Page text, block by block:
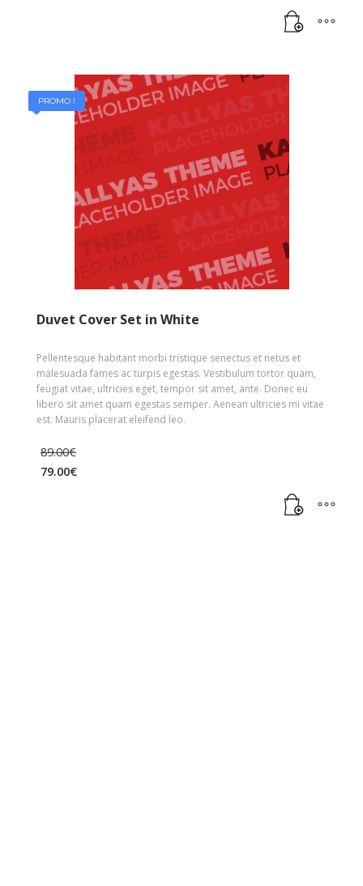
PROMO !
Duvet Cover Set in White
Pellentesque habitant morbi tristique senectus et netus et
malesuada fames ac turpis egestas. Vestibulum tortor quam,
feugiat vitae, ultricies eget, tempor sit amet, ante. Donec eu
libero sit amet quam egestas semper. Aenean ultricies mi vitae
est. Mauris placerat eleifend leo.
89.00€
79.00€